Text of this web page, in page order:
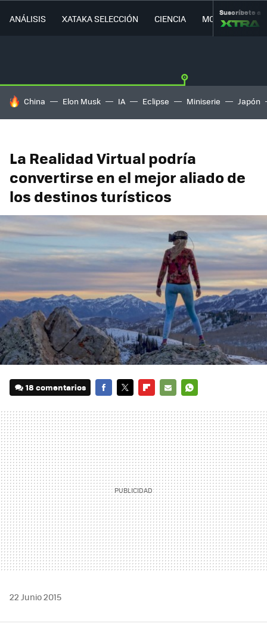
ANÁLISIS XATAKA SELECCIÓN CIENCIA MOVILIDAD
Suscríbete a
HOY SE HABLA DE
China Elon Musk IA Eclipse Miniserie Japón
La Realidad Virtual podría
convertirse en el mejor aliado de
los destinos turísticos
18 comentarios
MAIL
22 Junio 2015